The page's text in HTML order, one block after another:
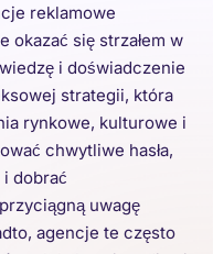
reklamowe
okazać się strzałem w
i doświadczenie
strategii, która
rynkowe, kulturowe i
chwytliwe hasła,
dobrać
uwagę
agencje te często